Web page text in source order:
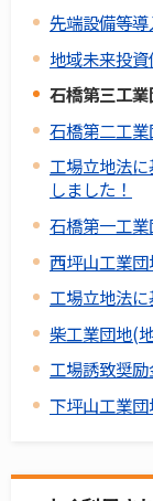
先端設備等
地域未来投
石橋第三工業
石橋第二工業
工場立地法
しました！
石橋第一工業
西坪山工業団
工場立地法
柴工業団地(
工場誘致奨
下坪山工業団